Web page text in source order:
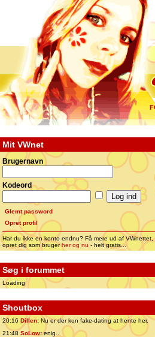
Mit VWnet
Brugernavn
Kodeord
Glemt password
Opret profil
Har du ikke en konto endnu? Få mere ud af VWnettet,
opret dig som brugerher og nu - helt gratis...
Søg i forummet
Loading
Shoutbox
20:16 Dillen: Nu er der kun fake-dating at hente her.
21:48 SoLow:enig..